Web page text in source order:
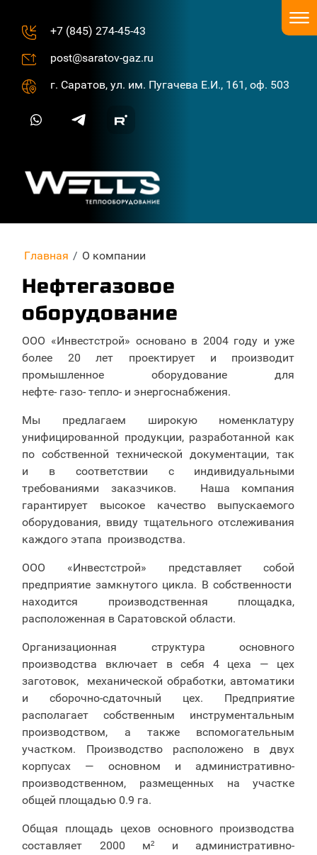
+7 (845) 274-45-43
post@saratov-gaz.ru
г. Саратов, ул. им. Пугачева Е.И., 161, оф. 503
Главная / О компании
Нефтегазовое
оборудование
ООО «Инвестстрой» основано в 2004 году и уже
более 20 лет проектирует и производит
промышленное оборудование для
нефте- газо- тепло- и энергоснабжения.
Мы предлагаем широкую номенклатуру
унифицированной продукции, разработанной как
по собственной технической документации, так
и в соответствии с индивидуальными
требованиями заказчиков. Наша компания
гарантирует высокое качество выпускаемого
оборудования, ввиду тщательного отслеживания
каждого этапа производства.
ООО «Инвестстрой» представляет собой
предприятие замкнутого цикла. В собственности
находится производственная площадка,
расположенная в Саратовской области.
Организационная структура основного
производства включает в себя 4 цеха — цех
заготовок, механической обработки, автоматики
и сборочно-сдаточный цех. Предприятие
располагает собственным инструментальным
производством, а также вспомогательным
участком. Производство расположено в двух
корпусах — основном и административно-
производственном, размещенных на участке
общей площадью 0.9 га.
Общая площадь цехов основного производства
составляет 2000 м² и административно-